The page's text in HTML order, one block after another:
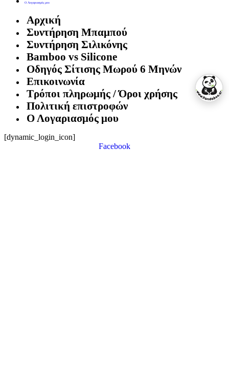
Ο Λογαριασμός μου
Αρχική
Συντήρηση Μπαμπού
Συντήρηση Σιλικόνης
Bamboo vs Silicone
Οδηγός Σίτισης Μωρού 6 Μηνών
Επικοινωνία
Τρόποι πληρωμής / Όροι χρήσης
Πολιτική επιστροφών
Ο Λογαριασμός μου
[dynamic_login_icon]
Facebook